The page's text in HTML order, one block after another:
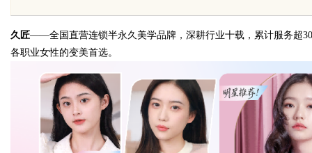
久匠——全国直营连锁半永久美学品牌，深耕行业十载，累计服务超
各职业女性的变美首选。